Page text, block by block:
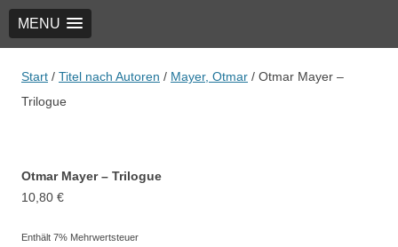
MENU
TRIO Musik Edition
Nowotny & Lamprecht OHG – Musikverlag
Start / Titel nach Autoren / Mayer, Otmar / Otmar Mayer –
Trilogue
Otmar Mayer – Trilogue
10,80 €
Enthält 7% Mehrwertsteuer